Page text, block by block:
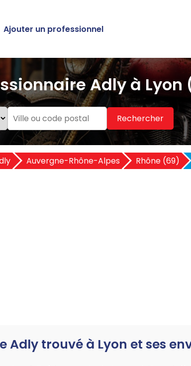
Ajouter un professionnel
Adly à
Rechercher
Auvergne-Rhône-Alpes Rhône (69)
Adly trouvé à Lyon et ses